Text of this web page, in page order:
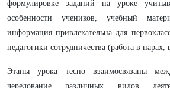
формулировке заданий на уроке
особенности учеников, учебный
информация привлекательна для
педагогики сотрудничества (работа в парах,
Этапы урока тесно взаимосвязаны
чередование различных видов